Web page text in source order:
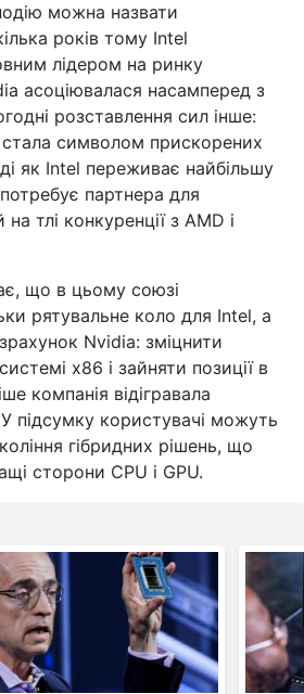
можна назвати
років тому Intel
лідером на ринку
асоціювалася насамперед з
розставлення сил інше:
стала символом прискорених
як Intel переживає найбільшу
потребує партнера для
тлі конкуренції з AMD і
що в цьому союзі
рятувальне коло для Intel, а
Nvidia: зміцнити
x86 і зайняти позиції в
компанія відігравала
підсумку користувачі можуть
гібридних рішень, що
сторони CPU і GPU.